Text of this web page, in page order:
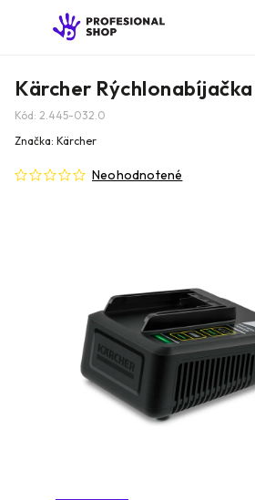
Kärcher Rýchlonabíjačka
Kód: 2.445-032.0
Neohodnotené
Značka: Kärcher